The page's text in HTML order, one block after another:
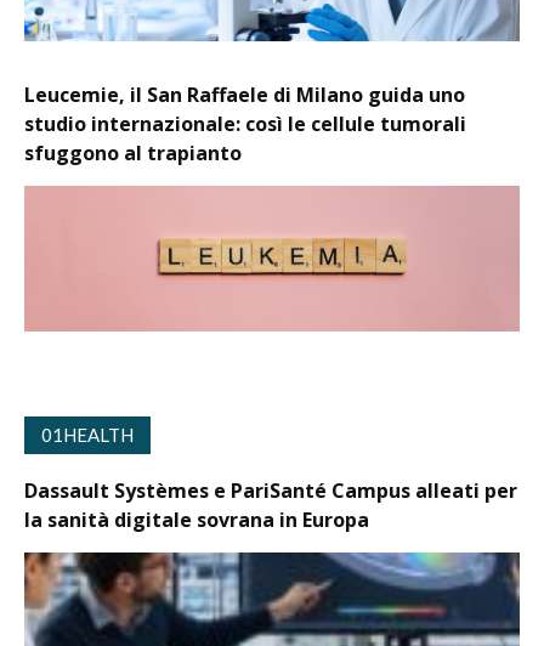
Leucemie, il San Raffaele di Milano guida uno
studio internazionale: così le cellule tumorali
sfuggono al trapianto
01HEALTH
Dassault Systèmes e PariSanté Campus alleati per
la sanità digitale sovrana in Europa